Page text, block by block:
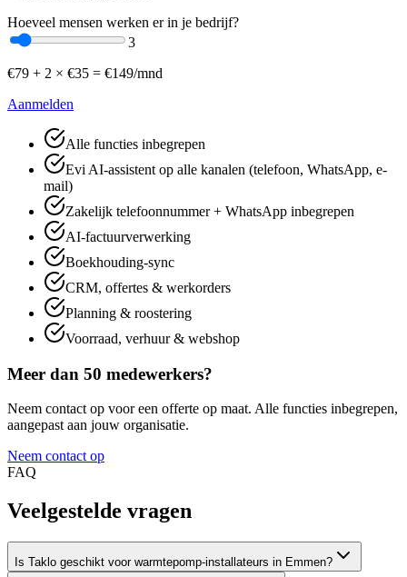
Hoeveel mensen werken er in je bedrijf?
3
€79 + 2 × €35 = €149/mnd
Aanmelden
Alle functies inbegrepen
Evi AI-assistent op alle kanalen (telefoon, WhatsApp, e-
mail)
Zakelijk telefoonnummer + WhatsApp inbegrepen
AI-factuurverwerking
Boekhouding-sync
CRM, offertes & werkorders
Planning & roostering
Voorraad, verhuur & webshop
Meer dan 50 medewerkers?
Neem contact op voor een offerte op maat. Alle functies inbegrepen,
aangepast aan jouw organisatie.
Neem contact op
FAQ
Veelgestelde vragen
Is Taklo geschikt voor warmtepomp-installateurs in Emmen?